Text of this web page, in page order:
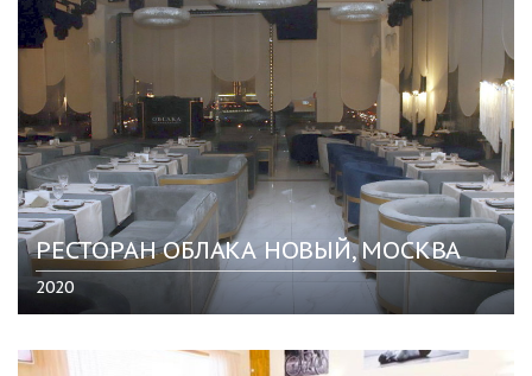
РЕСТОРАН ОБЛАКА НОВЫЙ, МОСКВА
2020